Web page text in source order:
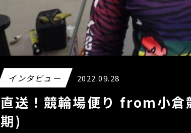
インタビュー 2022.09.28
直送！競輪場便り from小倉
期)